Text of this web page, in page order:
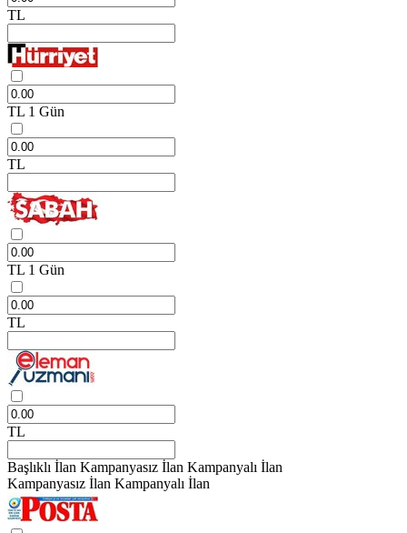
TL
TL 1 Gün
TL
TL 1 Gün
TL
TL
Başlıklı İlan Kampanyasız İlan Kampanyalı İlan
Kampanyasız İlan Kampanyalı İlan